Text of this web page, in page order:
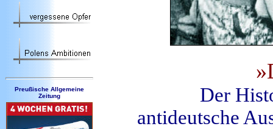
Preußische Allgemeine
Zeitung
Der
antideutsche